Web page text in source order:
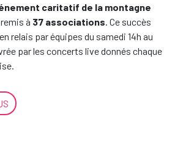
caritatif de la montagne
remis à 37 associations. Ce succès
relais par équipes du samedi 14h au
par les concerts live donnés chaque